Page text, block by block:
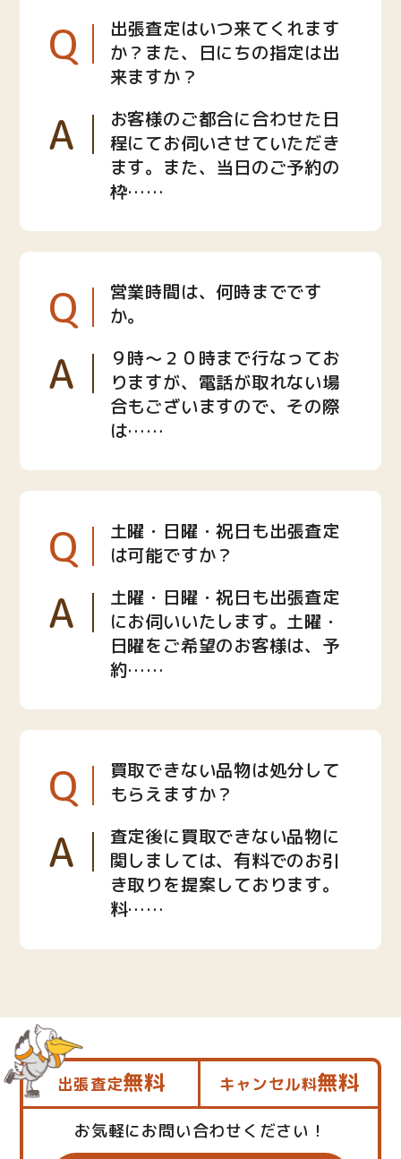
Q
出張査定はいつ来てくれます
か？また、日にちの指定は出
来ますか？
A
お客様のご都合に合わせた日
程にてお伺いさせていただき
ます。また、当日のご予約の
枠……
Q
営業時間は、何時までです
か。
A
９時〜２０時まで行なってお
りますが、電話が取れない場
合もございますので、その際
は……
Q
土曜・日曜・祝日も出張査定
は可能ですか？
A
土曜・日曜・祝日も出張査定
にお伺いいたします。土曜・
日曜をご希望のお客様は、予
約……
Q
買取できない品物は処分して
もらえますか？
A
査定後に買取できない品物に
関しましては、有料でのお引
き取りを提案しております。
料……
出張査定無料 キャンセル料無料
お気軽にお問い合わせください！